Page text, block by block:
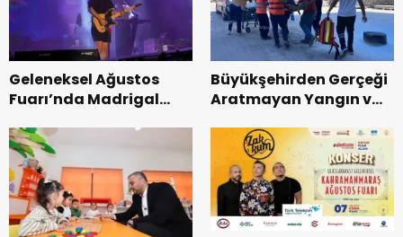
Geleneksel Ağustos
Fuarı’nda Madrigal
Büyükşehirden Gerçeği
Aratmayan Yangın ve